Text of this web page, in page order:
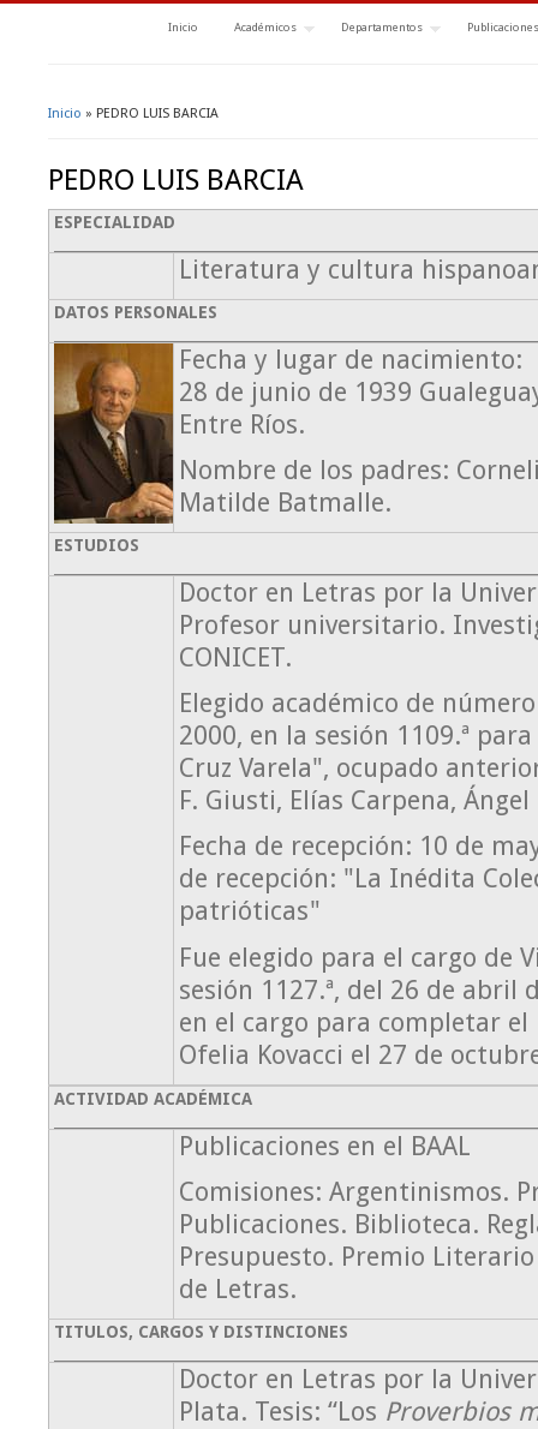
Inicio Académicos Departamentos Publicaciones
Inicio » PEDRO LUIS BARCIA
PEDRO LUIS BARCIA
ESPECIALIDAD
Literatura y cultura
DATOS PERSONALES
Fecha y lugar de nacimiento:
28 de junio de 1939
Entre Ríos.
Nombre de los padres:
Matilde Batmalle.
ESTUDIOS
Doctor en Letras por la
Profesor universitario.
CONICET.
Elegido académico de
2000, en la sesión 1109.ª
Cruz Varela", ocupado
F. Giusti, Elías Carpena, Ángel
Fecha de recepción: 10 de
de recepción: "La Inédita
patrióticas"
Fue elegido para el cargo de
sesión 1127.ª, del 26 de abril
en el cargo para completar
Ofelia Kovacci el 27 de
ACTIVIDAD ACADÉMICA
Publicaciones en el BAAL
Comisiones: Argentinismos.
Publicaciones. Biblioteca.
Presupuesto. Premio
de Letras.
TITULOS, CARGOS Y DISTINCIONES
Doctor en Letras por la
Plata. Tesis: “Los Proverbios